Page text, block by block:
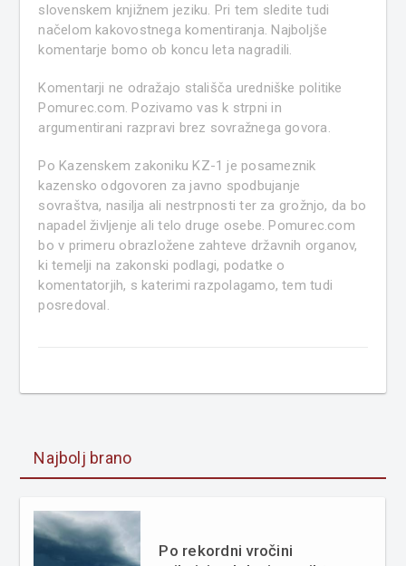
slovenskem knjižnem jeziku. Pri tem sledite tudi
načelom kakovostnega komentiranja. Najboljše
komentarje bomo ob koncu leta nagradili.
Komentarji ne odražajo stališča uredniške politike
Pomurec.com. Pozivamo vas k strpni in
argumentirani razpravi brez sovražnega govora.
Po Kazenskem zakoniku KZ-1 je posameznik
kazensko odgovoren za javno spodbujanje
sovraštva, nasilja ali nestrpnosti ter za grožnjo, da bo
napadel življenje ali telo druge osebe. Pomurec.com
bo v primeru obrazložene zahteve državnih organov,
ki temelji na zakonski podlagi, podatke o
komentatorjih, s katerimi razpolagamo, tem tudi
posredoval.
Najbolj brano
Po rekordni vročini